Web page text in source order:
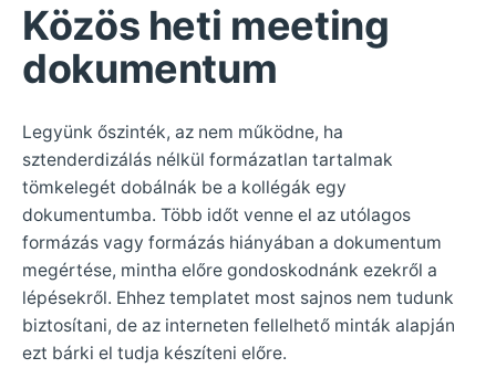
Közös heti meeting
dokumentum
Legyünk őszinték, az nem működne, ha
sztenderdizálás nélkül formázatlan tartalmak
tömkelegét dobálnák be a kollégák egy
dokumentumba. Több időt venne el az utólagos
formázás vagy formázás hiányában a dokumentum
megértése, mintha előre gondoskodnánk ezekről a
lépésekről. Ehhez templatet most sajnos nem tudunk
biztosítani, de az interneten fellelhető minták alapján
ezt bárki el tudja készíteni előre.